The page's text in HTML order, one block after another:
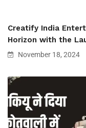
Creatify India
Horizon with the
November 18, 2024